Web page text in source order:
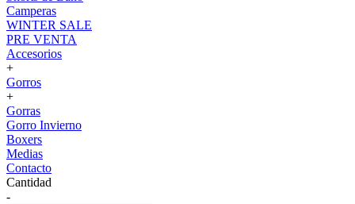
Camperas
WINTER SALE
PRE VENTA
Accesorios
+
Gorros
+
Gorras
Gorro Invierno
Boxers
Medias
Contacto
Cantidad
-